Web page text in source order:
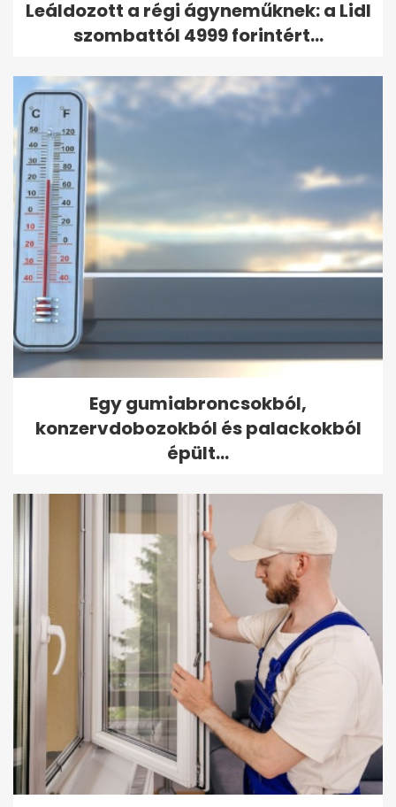
Leáldozott a régi ágyneműknek: a Lidl
szombattól 4999 forintért...
Egy gumiabroncsokból,
konzervdobozokból és palackokból
épült...